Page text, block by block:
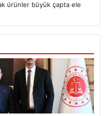
ürünler büyük çapta ele